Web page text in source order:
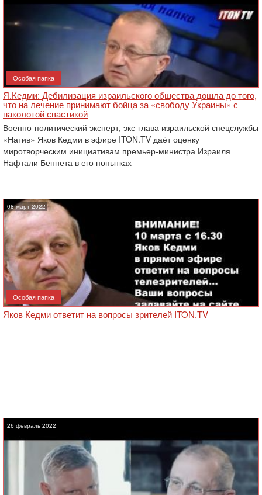
Особая папка
Я.Кедми: Дебилизация израильского общества дошла до того,
что на лечение принимают бойца за «свободу Украины» с
наколотой свастикой
Военно-политический эксперт, экс-глава израильской спецслужбы
«Натив» Яков Кедми в эфире ITON.TV даёт оценку
миротворческим инициативам премьер-министра Израиля
Нафтали Беннета в его попытках
08 март 2022
Особая папка
Яков Кедми ответит на вопросы зрителей ITON.TV
26 февраль 2022